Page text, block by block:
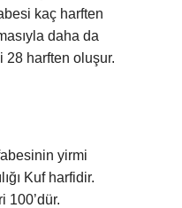
kaç harften
daha da
28 harften oluşur.
Kuf harfidir.
100’dür.